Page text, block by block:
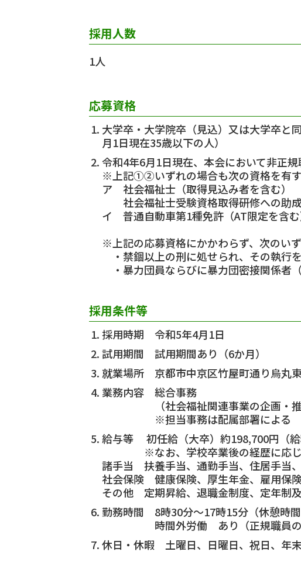
採用人数
1人
応募資格
大学卒・大学院卒（見込）又は大学卒と
月1日現在35歳以下の人）
令和4年6月1日現在、本会において非正規
※上記①②いずれの場合も次の資格を有す
ア 社会福祉士（取得見込み者を含む）
社会福祉士受験資格取得研修への助成
イ 普通自動車第1種免許（AT限定を含む
※上記の応募資格にかかわらず、次のい
・禁錮以上の刑に処せられ、その執行
・暴力団員ならびに暴力団密接関係者
採用条件等
採用時期 令和5年4月1日
試用期間 試用期間あり（6か月）
就業場所 京都市中京区竹屋町通り烏丸
業務内容 総合事務
（社会福祉関連事業の企画・推進、
※担当事務は配属部署による
給与等 初任給（大卒）約198,700円（給
※なお、学校卒業後の経歴に応じて
諸手当 扶養手当、通勤手当、住居手当
社会保険 健康保険、厚生年金、雇用保
その他 定期昇給、退職金制度、定年制及
勤務時間 8時30分～17時15分（休憩時
時間外労働 あり（正規職員の前年
休日・休暇 土曜日、日曜日、祝日、年